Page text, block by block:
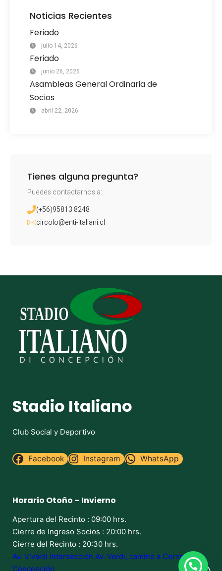
Noticias Recientes
Feriado
julio 14, 2026
Feriado
junio 26, 2026
Asambleas General Ordinaria de
Socios
abril 22, 2026
Tienes alguna pregunta?
Puedes contactarnos a:
(+56)95813 8248
circolo@enti-italiani.cl
Stadio Italiano
Club Social y Deportivo
Facebook Instagram WhatsApp
Horario Otoño – Invierno
Apertura del Recinto : 09:00 hrs.
Cierre de Ingreso Socios : 20:00 hrs.
Cierre del Recinto : 20:30 hrs.
Av. Vivaldi intersección Av. Verdi, camino a Coronel,
Concepción.